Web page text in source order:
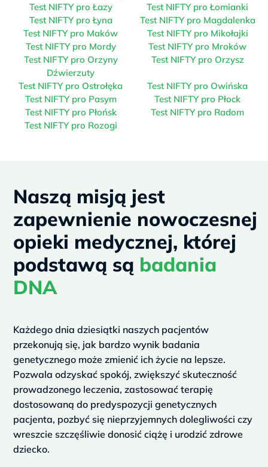
Test NIFTY pro Łazy
Test NIFTY pro Łomianki
Test NIFTY pro Łyna
Test NIFTY pro Magdalenka
Test NIFTY pro Maków
Test NIFTY pro Mikołajki
Test NIFTY pro Mordy
Test NIFTY pro Mroków
Test NIFTY pro Orzyny
Dźwierzuty
Test NIFTY pro Orzysz
Test NIFTY pro Ostrołęka
Test NIFTY pro Owińska
Test NIFTY pro Pasym
Test NIFTY pro Płock
Test NIFTY pro Płońsk
Test NIFTY pro Radom
Test NIFTY pro Rozogi
Naszą misją jest
zapewnienie nowoczesnej
opieki medycznej, której
podstawą są badania
DNA
Każdego dnia dziesiątki naszych pacjentów
przekonują się, jak bardzo wynik badania
genetycznego może zmienić ich życie na lepsze.
Pozwala odzyskać spokój, zwiększyć skuteczność
prowadzonego leczenia, zastosować terapię
dostosowaną do predyspozycji genetycznych
pacjenta, pozbyć się nieprzyjemnych dolegliwości czy
wreszcie szczęśliwie donosić ciążę i urodzić zdrowe
dziecko.